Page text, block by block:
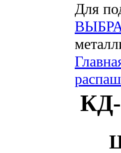
Для
КД-